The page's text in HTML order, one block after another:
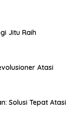
Jitu Raih
Atasi
Solusi Tepat Atasi